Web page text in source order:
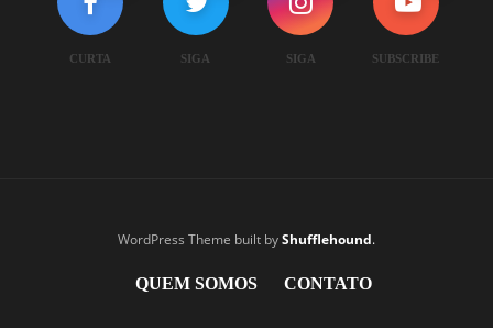
CURTA SIGA SIGA SUBSCRIBE
WordPress Theme built byShufflehound.
QUEM SOMOS CONTATO